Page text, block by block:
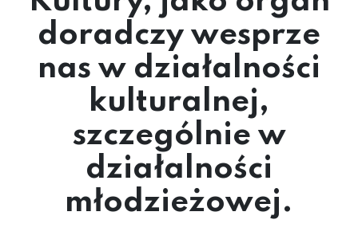
doradczy wesprze
nas w działalności
kulturalnej,
szczególnie w
działalności
młodzieżowej.